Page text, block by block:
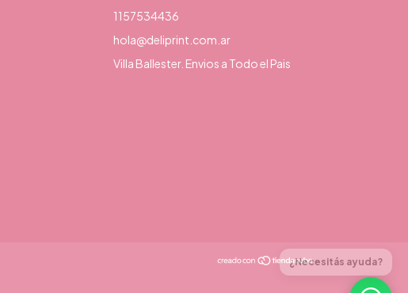
1157534436
hola@deliprint.com.ar
Villa Ballester. Envios a Todo el Pais
¿Necesitás ayuda?